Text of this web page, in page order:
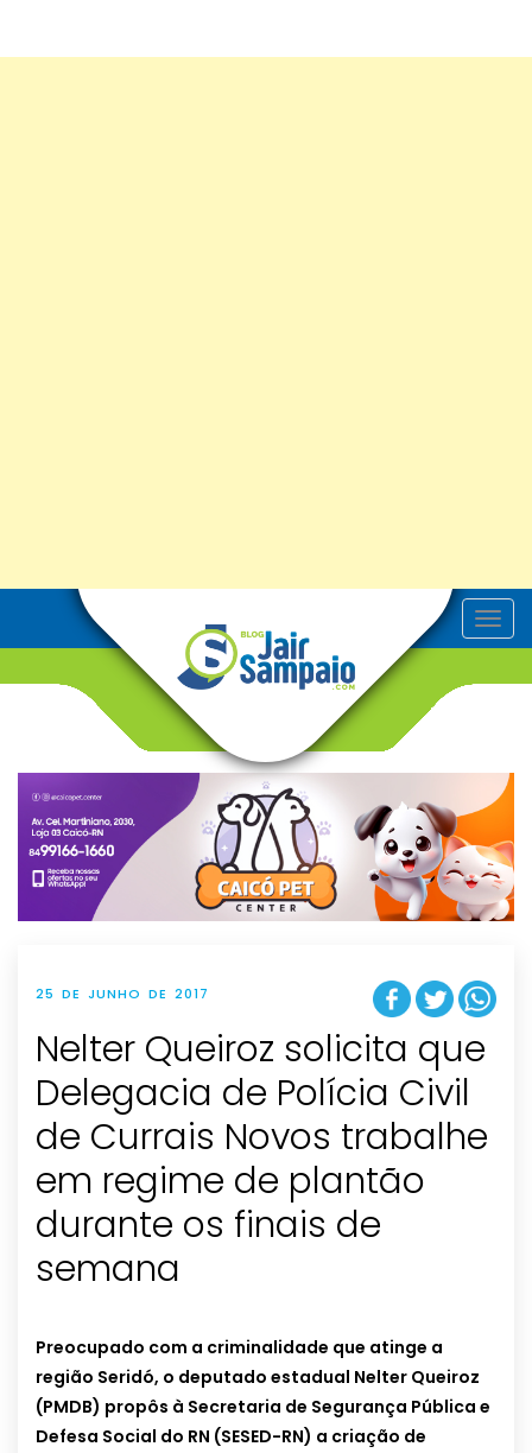
T
o
v
g
t
i
o
n
25 DE JUNHO DE 2017
Nelter Queiroz solicita que
Delegacia de Polícia Civil
de Currais Novos trabalhe
em regime de plantão
durante os finais de
semana
Preocupado com a criminalidade que atinge a
região Seridó, o deputado estadual Nelter Queiroz
(PMDB) propôs à Secretaria de Segurança Pública e
Defesa Social do RN (SESED-RN) a criação de